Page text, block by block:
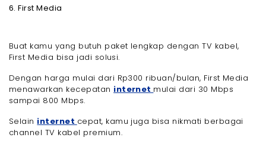
6. First Media
Buat kamu yang butuh paket lengkap dengan TV kabel,
First Media bisa jadi solusi.
Dengan harga mulai dari Rp300 ribuan/bulan, First Media
menawarkan kecepatan internet mulai dari 30 Mbps
sampai 800 Mbps.
Selain internet cepat, kamu juga bisa nikmati berbagai
channel TV kabel premium.